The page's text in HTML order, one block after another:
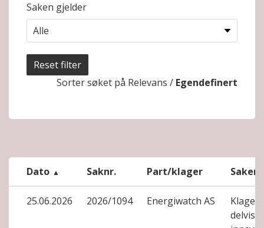
Saken gjelder
Reset filter
Sorter søket på Relevans / Egendefinert
Dato Saknr. Part/klager
25.06.2026 2026/1094 Energiwatch AS
Klage
delvis